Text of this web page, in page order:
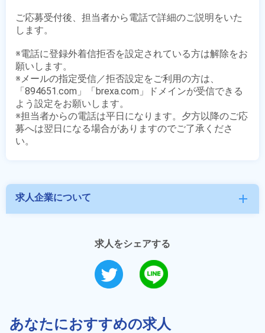
ご応募受付後、担当者から電話で詳細のご説明をいた
します。
※電話に登録外着信拒否を設定されている方は解除をお
願いします。
※メールの指定受信／拒否設定をご利用の方は、
「894651.com」「brexa.com」ドメインが受信できる
よう設定をお願いします。
※担当者からの電話は平日になります。夕方以降のご応
募へは翌日になる場合がありますのでご了承くださ
求人企業について add
求人をシェアする
あなたにおすすめの求人